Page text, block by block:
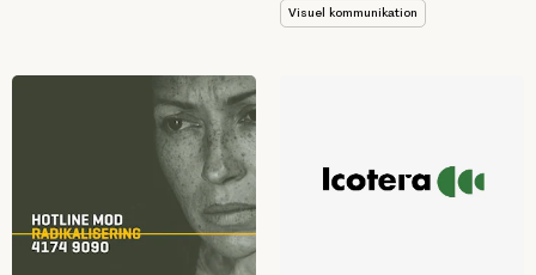
Visuel kommunikation